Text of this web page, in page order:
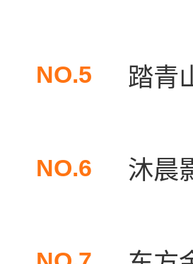
NO.5 踏青
NO.6 沐晨